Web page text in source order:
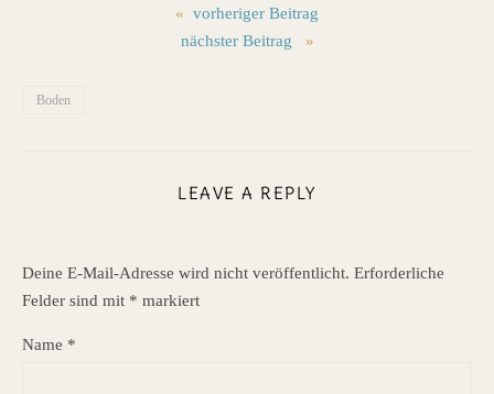
« vorheriger Beitrag
nächster Beitrag
»
Boden
LEAVE A REPLY
Deine E-Mail-Adresse wird nicht veröffentlicht. Erforderliche
Felder sind mit * markiert
Name *